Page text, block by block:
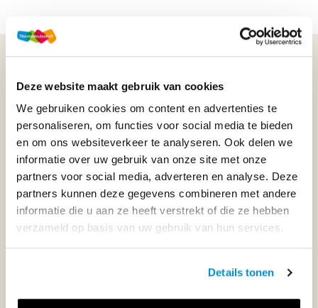
Deze website maakt gebruik van cookies
We gebruiken cookies om content en advertenties te
personaliseren, om functies voor social media te bieden
en om ons websiteverkeer te analyseren. Ook delen we
informatie over uw gebruik van onze site met onze
partners voor social media, adverteren en analyse. Deze
partners kunnen deze gegevens combineren met andere
informatie die u aan ze heeft verstrekt of die ze hebben
verzameld op basis van uw gebruik van hun services.
Details tonen
WIJ STAAN VOOR JE KLAAR!
033-4483000
Maandag t/m vrijdag | 08.00 - 17.00 uur
Klantenservice
Neem contact op